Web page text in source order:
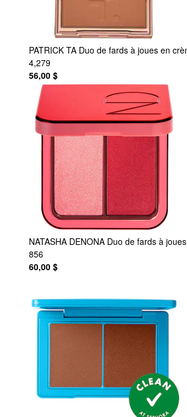
PATRICK TA Duo de fards à joues en
4,279
56,00 $
NATASHA DENONA Duo de fards à
856
60,00 $